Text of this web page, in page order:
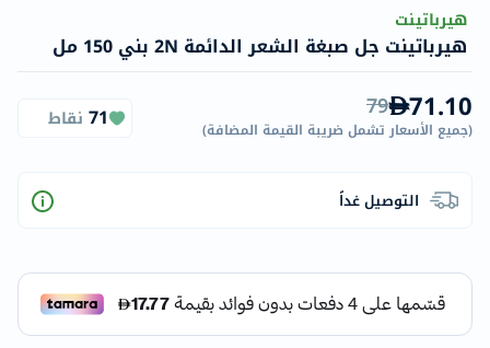
هيرباتينت
هيرباتينت جل صبغة الشعر الدائمة 2N بني 150 مل
71.10
79
(جميع الأسعار تشمل ضريبة القيمة المضافة)
71 نقاط
التوصيل غداً